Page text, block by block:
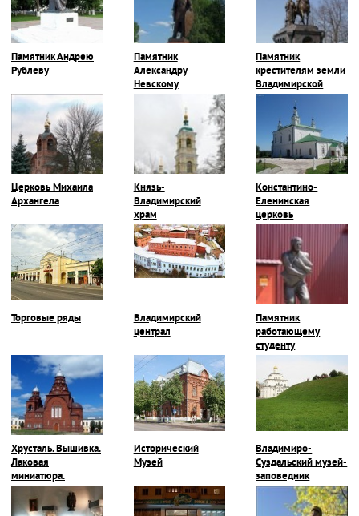
Памятник Андрею
Рублеву
Памятник
Александру
Невскому
Памятник
крестителям земли
Владимирской
Церковь Михаила
Архангела
Князь-
Владимирский
храм
Константино-
Еленинская
церковь
Торговые ряды
Владимирский
централ
Памятник
работающему
студенту
Хрусталь. Вышивка.
Лаковая
миниатюра.
Исторический
Музей
Владимиро-
Суздальский музей-
заповедник